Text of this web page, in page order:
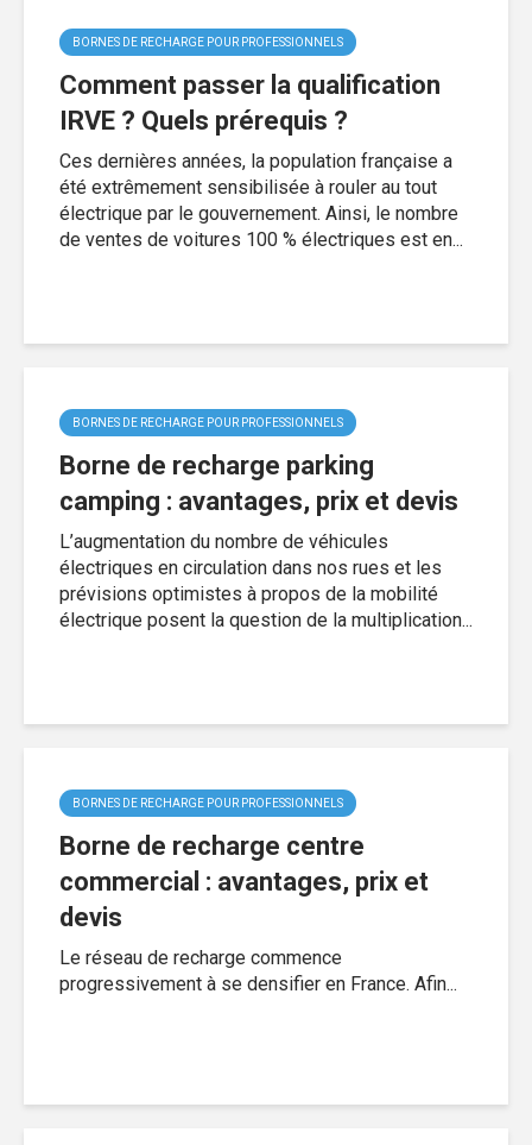
BORNES DE RECHARGE POUR PROFESSIONNELS
Comment passer la qualification
IRVE ? Quels prérequis ?
Ces dernières années, la population française a
été extrêmement sensibilisée à rouler au tout
électrique par le gouvernement. Ainsi, le nombre
de ventes de voitures 100 % électriques est en...
BORNES DE RECHARGE POUR PROFESSIONNELS
Borne de recharge parking
camping : avantages, prix et devis
L’augmentation du nombre de véhicules
électriques en circulation dans nos rues et les
prévisions optimistes à propos de la mobilité
électrique posent la question de la multiplication...
BORNES DE RECHARGE POUR PROFESSIONNELS
Borne de recharge centre
commercial : avantages, prix et
devis
Le réseau de recharge commence
progressivement à se densifier en France. Afin...